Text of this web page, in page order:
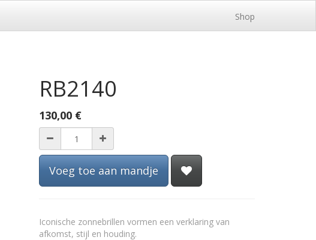
Shop
RB2140
130,00 €
Voeg toe aan mandje
Iconische zonnebrillen vormen een verklaring van
afkomst, stijl en houding.